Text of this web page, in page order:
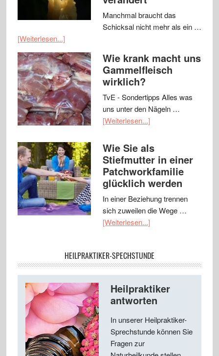
Manchmal braucht das
Schicksal nicht mehr als ein …
[Weiterlesen...]
Wie krank macht uns
Gammelfleisch
wirklich?
TvE - Sondertipps Alles was
uns unter den Nägeln …
[Weiterlesen...]
Wie Sie als
Stiefmutter in einer
Patchworkfamilie
glücklich werden
In einer Beziehung trennen
sich zuweilen die Wege …
[Weiterlesen...]
HEILPRAKTIKER-SPECHSTUNDE
Heilpraktiker
antworten
In unserer Heilpraktiker-
Sprechstunde können Sie
Fragen zur